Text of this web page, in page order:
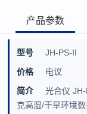
产品参数
型号
JH-PS-II
价格
电议
简介
光合仪
克高湿/干旱环境